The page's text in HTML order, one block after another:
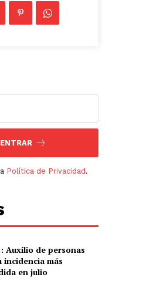
Política de Privacidad .
Auxilio de personas
incidencia más
en julio